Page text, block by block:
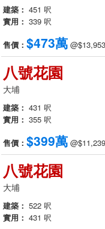
建築： 451 呎
實用： 339 呎
售價： $473萬
八號花園
大埔
建築： 431 呎
實用： 355 呎
售價： $399萬
八號花園
大埔
建築： 522 呎
實用： 431 呎